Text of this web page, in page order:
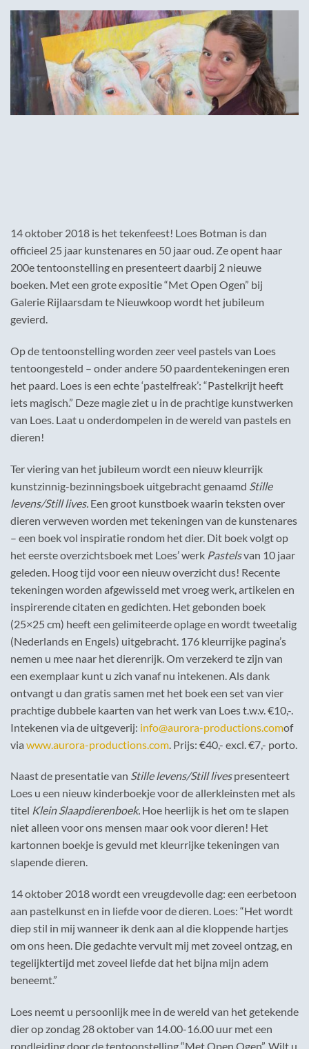
14 oktober 2018 is het tekenfeest! Loes Botman is dan
officieel 25 jaar kunstenares en 50 jaar oud. Ze opent haar
200e tentoonstelling en presenteert daarbij 2 nieuwe
boeken. Met een grote expositie “Met Open Ogen” bij
Galerie Rijlaarsdam te Nieuwkoop wordt het jubileum
gevierd.
Op de tentoonstelling worden zeer veel pastels van Loes
tentoongesteld – onder andere 50 paardentekeningen eren
het paard. Loes is een echte ‘pastelfreak’: “Pastelkrijt heeft
iets magisch.” Deze magie ziet u in de prachtige kunstwerken
van Loes. Laat u onderdompelen in de wereld van pastels en
dieren!
Ter viering van het jubileum wordt een nieuw kleurrijk
kunstzinnig-bezinningsboek uitgebracht genaamd Stille
levens/Still lives. Een groot kunstboek waarin teksten over
dieren verweven worden met tekeningen van de kunstenares
– een boek vol inspiratie rondom het dier. Dit boek volgt op
het eerste overzichtsboek met Loes’ werk Pastelsvan 10 jaar
geleden. Hoog tijd voor een nieuw overzicht dus! Recente
tekeningen worden afgewisseld met vroeg werk, artikelen en
inspirerende citaten en gedichten. Het gebonden boek
(25×25 cm) heeft een gelimiteerde oplage en wordt tweetalig
(Nederlands en Engels) uitgebracht. 176 kleurrijke pagina’s
nemen u mee naar het dierenrijk. Om verzekerd te zijn van
een exemplaar kunt u zich vanaf nu intekenen. Als dank
ontvangt u dan gratis samen met het boek een set van vier
prachtige dubbele kaarten van het werk van Loes t.w.v. €10,-.
Intekenen via de uitgeverij: info@aurora-productions.comof
via www.aurora-productions.com . Prijs: €40,- excl. €7,- porto.
Naast de presentatie van Stille levens/Still livespresenteert
Loes u een nieuw kinderboekje voor de allerkleinsten met als
titel Klein Slaapdierenboek. Hoe heerlijk is het om te slapen
niet alleen voor ons mensen maar ook voor dieren! Het
kartonnen boekje is gevuld met kleurrijke tekeningen van
slapende dieren.
14 oktober 2018 wordt een vreugdevolle dag: een eerbetoon
aan pastelkunst en in liefde voor de dieren. Loes: “Het wordt
diep stil in mij wanneer ik denk aan al die kloppende hartjes
om ons heen. Die gedachte vervult mij met zoveel ontzag, en
tegelijktertijd met zoveel liefde dat het bijna mijn adem
beneemt.”
Loes neemt u persoonlijk mee in de wereld van het getekende
dier op zondag 28 oktober van 14.00-16.00 uur met een
rondleiding door de tentoonstelling “Met Open Ogen”. Wilt u